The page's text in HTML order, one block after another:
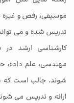
موسیقی، رقص و غیره
تدریس شده و می
کارشناسی ارشد در
مهندسی، علم داده،
شوند. جالب است که